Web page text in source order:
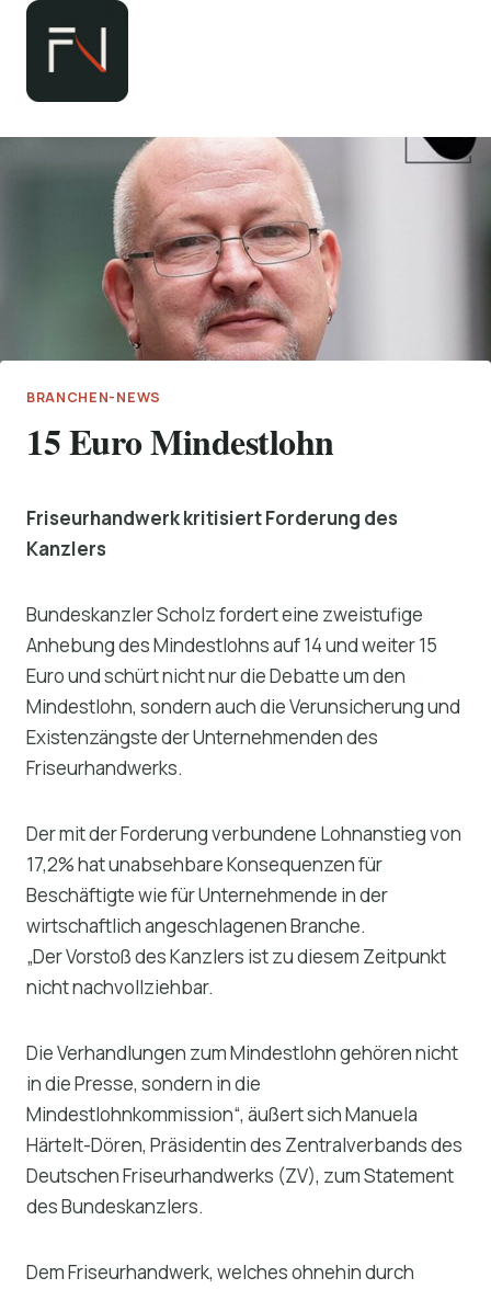
Zum
springen
BRANCHEN-NEWS
15 Euro Mindestlohn
Friseurhandwerk kritisiert Forderung des
Kanzlers
Bundeskanzler Scholz fordert eine zweistufige
Anhebung des Mindestlohns auf 14 und weiter 15
Euro und schürt nicht nur die Debatte um den
Mindestlohn, sondern auch die Verunsicherung und
Existenzängste der Unternehmenden des
Friseurhandwerks.
Der mit der Forderung verbundene Lohnanstieg von
17,2% hat unabsehbare Konsequenzen für
Beschäftigte wie für Unternehmende in der
wirtschaftlich angeschlagenen Branche.
„Der Vorstoß des Kanzlers ist zu diesem Zeitpunkt
nicht nachvollziehbar.
Die Verhandlungen zum Mindestlohn gehören nicht
in die Presse, sondern in die
Mindestlohnkommission“, äußert sich Manuela
Härtelt-Dören, Präsidentin des Zentralverbands des
Deutschen Friseurhandwerks (ZV), zum Statement
des Bundeskanzlers.
Dem Friseurhandwerk, welches ohnehin durch